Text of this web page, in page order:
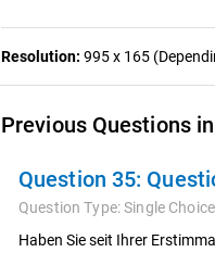
Resolution: 995 x 165
Previous Questions
Question 35:
Question Type:Single Choice
Haben Sie seit Ihrer